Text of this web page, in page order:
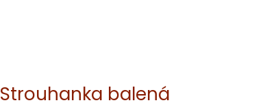
Strouhanka balená